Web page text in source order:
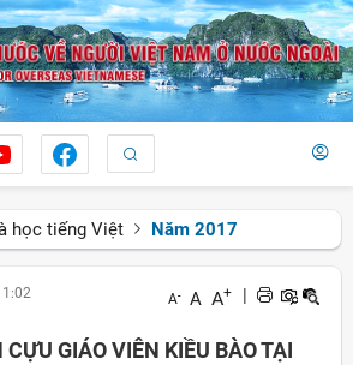
học tiếng Việt Năm 2017
A- A A+ |
GIÁO VIÊN KIỀU BÀO TẠI